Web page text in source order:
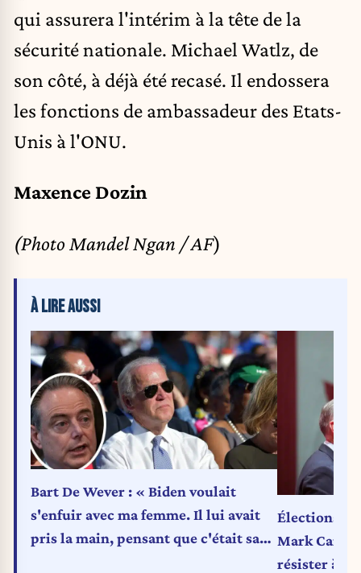
qui assurera l'intérim à la tête de la
sécurité nationale. Michael Watlz, de
son côté, à déjà été recasé. Il endossera
les fonctions de ambassadeur des Etats-
Unis à l'ONU.
Maxence Dozin
(Photo Mandel Ngan / AF)
À LIRE AUSSI
Bart De Wever : « Biden voulait
s'enfuir avec ma femme. Il lui avait
pris la main, pensant que c'était sa
Élections
Mark
résister à